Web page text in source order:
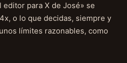
para X de José» se
o lo que decidas, siempre y
límites razonables, como